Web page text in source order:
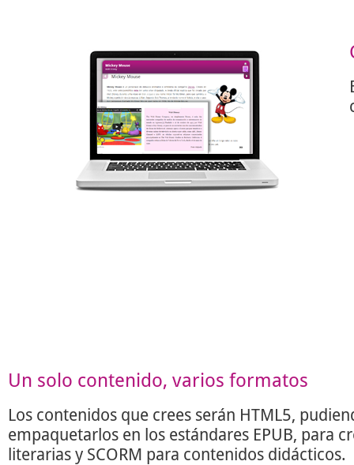
Un solo contenido, varios formatos
Los contenidos que crees serán HTML5,
empaquetarlos en los estándares EPUB, para
literarias y SCORM para contenidos didácticos.